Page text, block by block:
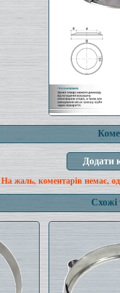
На жаль, коментарів немає,
Схожі